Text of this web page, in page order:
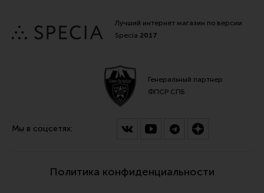
Лучший интернет магазин по версии
Specia 2017
Генеральный партнер
ФПСР СПБ
Мы в соцсетях:
Политика конфиденциальности